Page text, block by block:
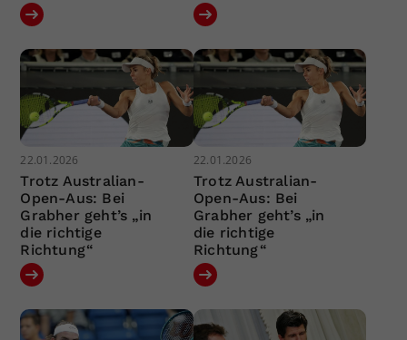
22.01.2026
Trotz Australian-
Open-Aus: Bei
Grabher geht’s „in
die richtige
Richtung“
22.01.2026
Trotz Australian-
Open-Aus: Bei
Grabher geht’s „in
die richtige
Richtung“